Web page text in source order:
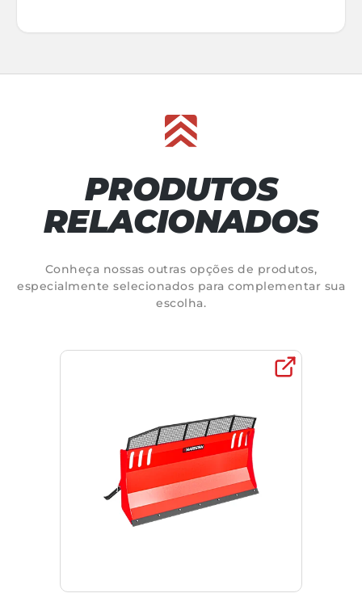
PRODUTOS
RELACIONADOS
Conheça nossas outras opções de produtos,
especialmente selecionados para complementar sua
escolha.